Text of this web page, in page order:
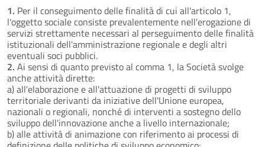
1. Per il conseguimento delle finalità di cui all'articolo 1,
l'oggetto sociale consiste prevalentemente nell'erogazione di
servizi strettamente necessari al perseguimento delle finalità
istituzionali dell'amministrazione regionale e degli altri
eventuali soci pubblici.
2. Ai sensi di quanto previsto al comma 1, la Società svolge
anche attività dirette:
a) all'elaborazione e all'attuazione di progetti di sviluppo
territoriale derivanti da iniziative dell'Unione europea,
nazionali o regionali, nonché di interventi a sostegno dello
sviluppo dell'innovazione anche a livello internazionale;
b) alle attività di animazione con riferimento ai processi di